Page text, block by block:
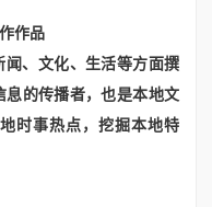
、文化、生活等方面撰
息的传播者，也是本地文
时事热点，挖掘本地特